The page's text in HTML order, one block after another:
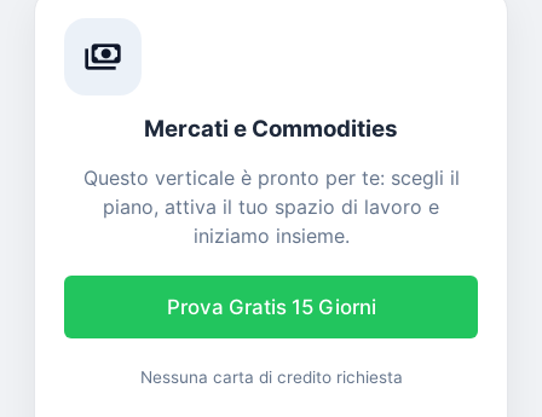
payments
Mercati e Commodities
Questo verticale è pronto per te: scegli il
piano, attiva il tuo spazio di lavoro e
iniziamo insieme.
Prova Gratis 15 Giorni
Nessuna carta di credito richiesta